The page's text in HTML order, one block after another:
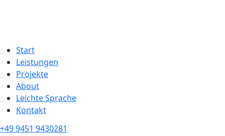
Start
Leistungen
Projekte
About
Leichte Sprache
Kontakt
+49 9451 9430281